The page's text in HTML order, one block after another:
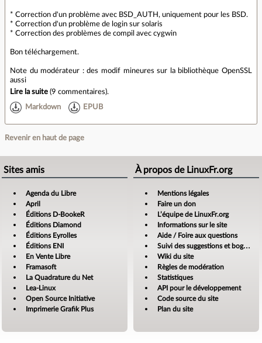
* Correction d'un problème avec BSD_AUTH, uniquement pour les BSD.
* Correction d'un problème de login sur solaris
* Correction des problèmes de compil avec cygwin
Bon téléchargement.
Note du modérateur : des modif mineures sur la bibliothèque OpenSSL
aussi
Lire la suite (9 commentaires).
Markdown EPUB
Revenir en haut de page
Sites amis
Agenda du Libre
April
Éditions D-BookeR
Éditions Diamond
Éditions Eyrolles
Éditions ENI
En Vente Libre
Framasoft
La Quadrature du Net
Lea-Linux
Open Source Initiative
Imprimerie Grafik Plus
À propos de LinuxFr.org
Mentions légales
Faire un don
L’équipe de LinuxFr.org
Informations sur le site
Aide / Foire aux questions
Suivi des suggestions et bogues
Wiki du site
Règles de modération
Statistiques
API pour le développement
Code source du site
Plan du site